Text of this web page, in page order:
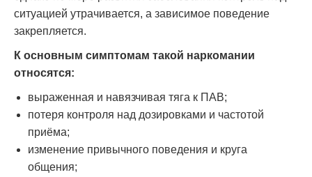
ситуацией утрачивается, а зависимое поведение
закрепляется.
К основным симптомам такой наркомании
относятся:
выраженная и навязчивая тяга к ПАВ;
потеря контроля над дозировками и частотой
приёма;
изменение привычного поведения и круга
общения;